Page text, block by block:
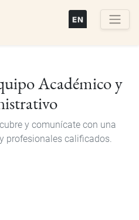
Académico y
y comunícate con una
profesionales calificados.